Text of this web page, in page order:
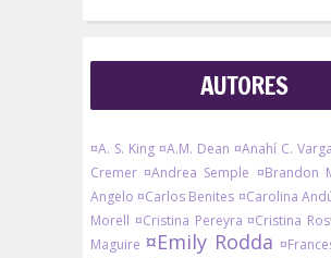
AUTORES
¤A. S. King ¤A.M. Dean ¤Anahí C.
Cremer ¤Andrea Semple ¤Brandon
Angelo ¤Carlos Benites ¤Carolina
Morell ¤Cristina Pereyra ¤Cristina
Maguire ¤Emily Rodda